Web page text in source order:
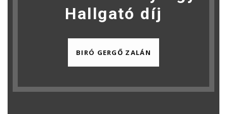
Hallgató díj
BIRÓ GERGŐ ZALÁN